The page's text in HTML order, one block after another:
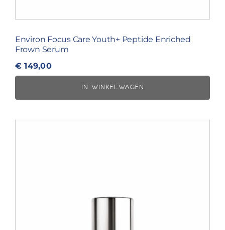
Environ Focus Care Youth+ Peptide Enriched
Frown Serum
€ 149,00
IN WINKELWAGEN